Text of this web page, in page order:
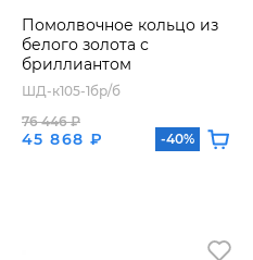
Помолвочное кольцо из
белого золота с
бриллиантом
ШД-к105-1бр/б
45 868 ₽
76 446 ₽
-40%